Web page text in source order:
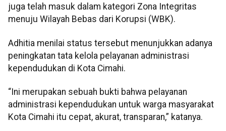
juga telah masuk dalam kategori Zona Integritas
menuju Wilayah Bebas dari Korupsi (WBK).
Adhitia menilai status tersebut menunjukkan adanya
peningkatan tata kelola pelayanan administrasi
kependudukan di Kota Cimahi.
“Ini merupakan sebuah bukti bahwa pelayanan
administrasi kependudukan untuk warga masyarakat
Kota Cimahi itu cepat, akurat, transparan,” katanya.